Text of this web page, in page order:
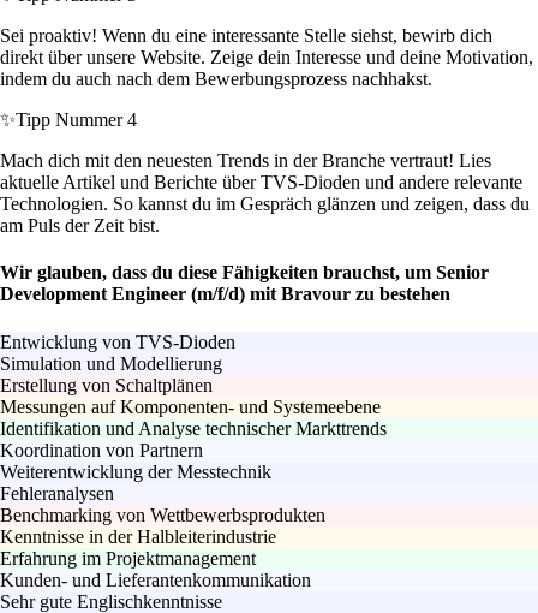
Sei proaktiv! Wenn du eine interessante Stelle siehst, bewirb dich
direkt über unsere Website. Zeige dein Interesse und deine Motivation,
indem du auch nach dem Bewerbungsprozess nachhakst.
✨Tipp Nummer 4
Mach dich mit den neuesten Trends in der Branche vertraut! Lies
aktuelle Artikel und Berichte über TVS-Dioden und andere relevante
Technologien. So kannst du im Gespräch glänzen und zeigen, dass du
am Puls der Zeit bist.
Wir glauben, dass du diese Fähigkeiten brauchst, um Senior
Development Engineer (m/f/d) mit Bravour zu bestehen
Entwicklung von TVS-Dioden
Simulation und Modellierung
Erstellung von Schaltplänen
Messungen auf Komponenten- und Systemeebene
Identifikation und Analyse technischer Markttrends
Koordination von Partnern
Weiterentwicklung der Messtechnik
Fehleranalysen
Benchmarking von Wettbewerbsprodukten
Kenntnisse in der Halbleiterindustrie
Erfahrung im Projektmanagement
Kunden- und Lieferantenkommunikation
Sehr gute Englischkenntnisse